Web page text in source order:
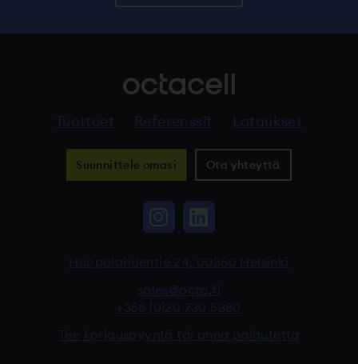
Tuotteet Referenssit Lataukset
Suunnittele omasi Ota yhteyttä
Instagram, Linkki
LinkedIn, Linkki
Huopalahdentie 24, 00350 Helsinki
sales@octa.fi
+358 (0)20 730 5380
Tee korjauspyyntö tai anna palautetta